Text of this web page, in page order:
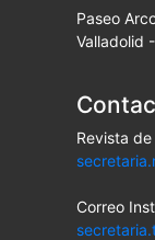
Paseo
Valladolid
Revista
Correo